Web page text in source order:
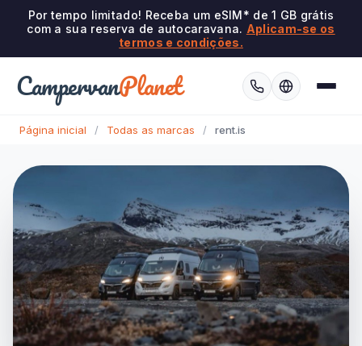
Por tempo limitado! Receba um eSIM* de 1 GB grátis
com a sua reserva de autocaravana. Aplicam-se os
termos e condições.
CampervanPlanet
Página inicial / Todas as marcas / rent.is